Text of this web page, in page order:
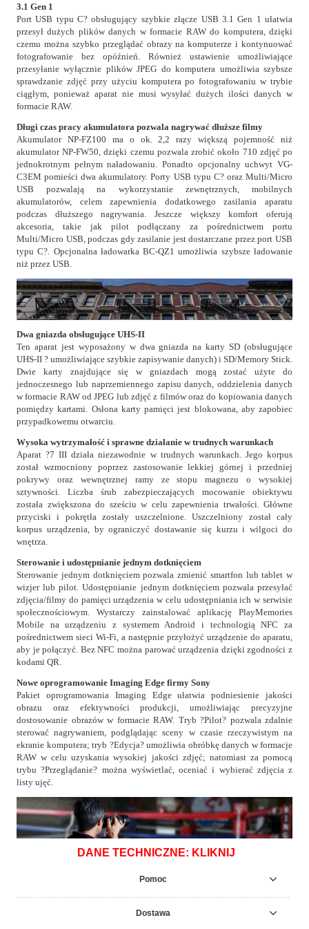
3.1 Gen 1
Port USB typu C? obsługujący szybkie złącze USB 3.1 Gen 1 ułatwia
przesył dużych plików danych w formacie RAW do komputera, dzięki
czemu można szybko przeglądać obrazy na komputerze i kontynuować
fotografowanie bez opóźnień. Również ustawienie umożliwiające
przesyłanie wyłącznie plików JPEG do komputera umożliwia szybsze
sprawdzanie zdjęć przy użyciu komputera po fotografowaniu w trybie
ciągłym, ponieważ aparat nie musi wysyłać dużych ilości danych w
formacie RAW.
Długi czas pracy akumulatora pozwala nagrywać dłuższe filmy
Akumulator NP-FZ100 ma o ok. 2,2 razy większą pojemność niż
akumulator NP-FW50, dzięki czemu pozwala zrobić około 710 zdjęć po
jednokrotnym pełnym naładowaniu. Ponadto opcjonalny uchwyt VG-
C3EM pomieści dwa akumulatory. Porty USB typu C? oraz Multi/Micro
USB pozwalają na wykorzystanie zewnętrznych, mobilnych
akumulatorów, celem zapewnienia dodatkowego zasilania aparatu
podczas dłuższego nagrywania. Jeszcze większy komfort oferują
akcesoria, takie jak pilot podłączany za pośrednictwem portu
Multi/Micro USB, podczas gdy zasilanie jest dostarczane przez port USB
typu C?. Opcjonalna ładowarka BC-QZ1 umożliwia szybsze ładowanie
niż przez USB.
Dwa gniazda obsługujące UHS-II
Ten aparat jest wyposażony w dwa gniazda na karty SD (obsługujące
UHS-II ? umożliwiające szybkie zapisywanie danych) i SD/Memory Stick.
Dwie karty znajdujące się w gniazdach mogą zostać użyte do
jednoczesnego lub naprzemiennego zapisu danych, oddzielenia danych
w formacie RAW od JPEG lub zdjęć z filmów oraz do kopiowania danych
pomiędzy kartami. Osłona karty pamięci jest blokowana, aby zapobiec
przypadkowemu otwarciu.
Wysoka wytrzymałość i sprawne działanie w trudnych warunkach
Aparat ?7 III działa niezawodnie w trudnych warunkach. Jego korpus
został wzmocniony poprzez zastosowanie lekkiej górnej i przedniej
pokrywy oraz wewnętrznej ramy ze stopu magnezu o wysokiej
sztywności. Liczba śrub zabezpieczających mocowanie obiektywu
została zwiększona do sześciu w celu zapewnienia trwałości. Główne
przyciski i pokrętła zostały uszczelnione. Uszczelniony został cały
korpus urządzenia, by ograniczyć dostawanie się kurzu i wilgoci do
wnętrza.
Sterowanie i udostępnianie jednym dotknięciem
Sterowanie jednym dotknięciem pozwala zmienić smartfon lub tablet w
wizjer lub pilot. Udostępnianie jednym dotknięciem pozwala przesyłać
zdjęcia/filmy do pamięci urządzenia w celu udostępniania ich w serwisie
społecznościowym. Wystarczy zainstalować aplikację PlayMemories
Mobile na urządzeniu z systemem Android i technologią NFC za
pośrednictwem sieci Wi-Fi, a następnie przyłożyć urządzenie do aparatu,
aby je połączyć. Bez NFC można parować urządzenia dzięki zgodności z
kodami QR.
Nowe oprogramowanie Imaging Edge firmy Sony
Pakiet oprogramowania Imaging Edge ułatwia podniesienie jakości
obrazu oraz efektywności produkcji, umożliwiając precyzyjne
dostosowanie obrazów w formacie RAW. Tryb ?Pilot? pozwala zdalnie
sterować nagrywaniem, podglądając sceny w czasie rzeczywistym na
ekranie komputera; tryb ?Edycja? umożliwia obróbkę danych w formacje
RAW w celu uzyskania wysokiej jakości zdjęć; natomiast za pomocą
trybu ?Przeglądanie? można wyświetlać, oceniać i wybierać zdjęcia z
listy ujęć.
DANE TECHNICZNE: KLIKNIJ
Pomoc
Dostawa